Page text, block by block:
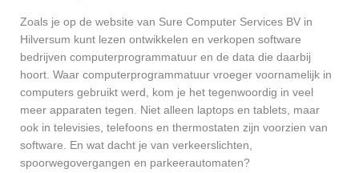
Zoals je op de website van Sure Computer Services BV in
Hilversum kunt lezen ontwikkelen en verkopen software
bedrijven computerprogrammatuur en de data die daarbij
hoort. Waar computerprogrammatuur vroeger voornamelijk in
computers gebruikt werd, kom je het tegenwoordig in veel
meer apparaten tegen. Niet alleen laptops en tablets, maar
ook in televisies, telefoons en thermostaten zijn voorzien van
software. En wat dacht je van verkeerslichten,
spoorwegovergangen en parkeerautomaten?